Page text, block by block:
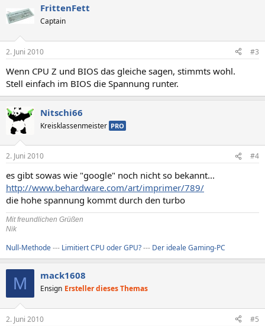
FrittenFett
Captain
2. Juni 2010 #3
Wenn CPU Z und BIOS das gleiche sagen, stimmts wohl.
Stell einfach im BIOS die Spannung runter.
Nitschi66
Kreisklassenmeister PRO
2. Juni 2010 #4
es gibt sowas wie "google" noch nicht so bekannt...
http://www.behardware.com/art/imprimer/789/
die hohe spannung kommt durch den turbo
Mit freundlichen Grüßen
Nik
Null-Methode--- Limitiert CPU oder GPU?--- Der ideale Gaming-PC
M mack1608
Ensign Ersteller dieses Themas
2. Juni 2010 #5